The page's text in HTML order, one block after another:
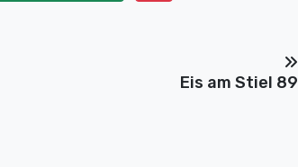
Eis am Stiel 89